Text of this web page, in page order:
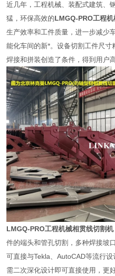
近几年，工程机械、装配式建筑、
猛，环保高效的LMGQ-PRO工程
生产效率和工件质量，进一步减少
能化车间的新*。设备切割工件尺
焊接和拼装创造了条件，得到用户
LMGQ-PRO工程机械相贯线切割机
件的端头和管孔切割，多种焊接坡
可直接与Tekla、AutoCAD等流行
需二次深化设计即可直接使用，更